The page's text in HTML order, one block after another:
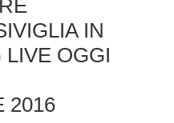
IN
OGGI
2016